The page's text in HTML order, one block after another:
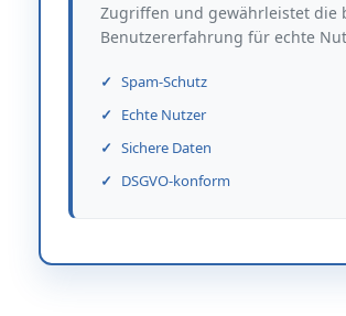
Zugriffen und gewährleistet die
Benutzererfahrung für echte
Spam-Schutz
Echte Nutzer
Sichere Daten
DSGVO-konform